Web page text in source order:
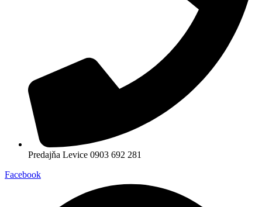
Predajňa Levice 0903 692 281
Facebook